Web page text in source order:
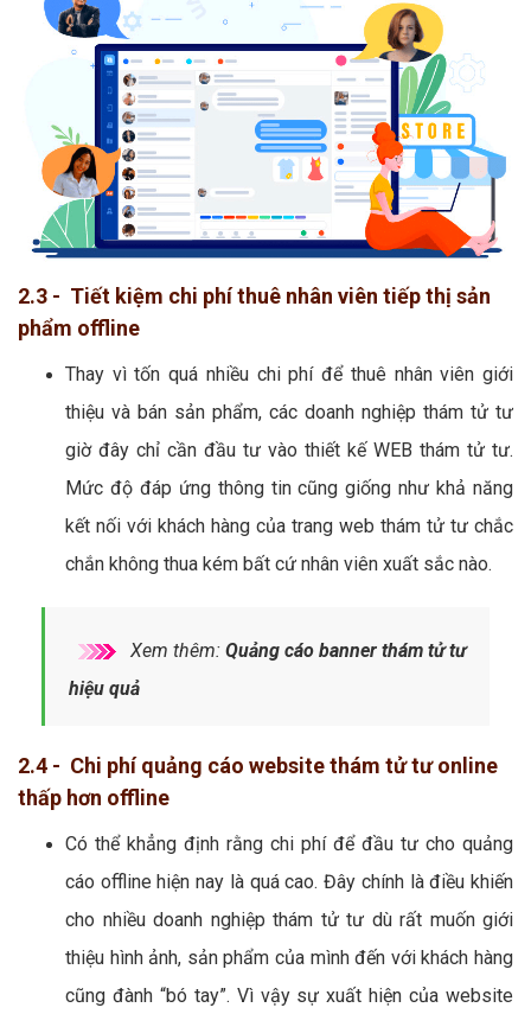
2.3 - Tiết kiệm chi phí thuê nhân viên tiếp thị sản
phẩm offline
Thay vì tốn quá nhiều chi phí để thuê nhân viên giới
thiệu và bán sản phẩm, các doanh nghiệp thám tử tư
giờ đây chỉ cần đầu tư vào thiết kế WEB thám tử tư.
Mức độ đáp ứng thông tin cũng giống như khả năng
kết nối với khách hàng của trang web thám tử tư chắc
chắn không thua kém bất cứ nhân viên xuất sắc nào.
Xem thêm: Quảng cáo banner thám tử tư
hiệu quả
2.4 - Chi phí quảng cáo website thám tử tư online
thấp hơn offline
Có thể khẳng định rằng chi phí để đầu tư cho quảng
cáo offline hiện nay là quá cao. Đây chính là điều khiến
cho nhiều doanh nghiệp thám tử tư dù rất muốn giới
thiệu hình ảnh, sản phẩm của mình đến với khách hàng
cũng đành “bó tay”. Vì vậy sự xuất hiện của website